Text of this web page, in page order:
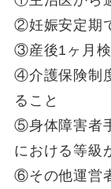
②妊娠安定期
③産後1ヶ月検
④介護保険制
ること
⑤身体障害者
における等級
⑥その他運営